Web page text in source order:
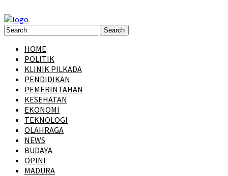
HOME
POLITIK
KLINIK PILKADA
PENDIDIKAN
PEMERINTAHAN
KESEHATAN
EKONOMI
TEKNOLOGI
OLAHRAGA
NEWS
BUDAYA
OPINI
MADURA